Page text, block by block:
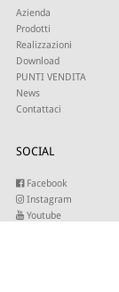
Azienda
Prodotti
Realizzazioni
Download
PUNTI VENDITA
News
Contattaci
SOCIAL
Facebook
Instagram
Youtube